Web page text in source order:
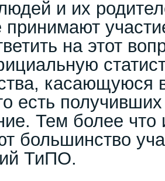
и их
принимают
на этот
касающуюся
есть
Тем более что
большинство
ТиПО.